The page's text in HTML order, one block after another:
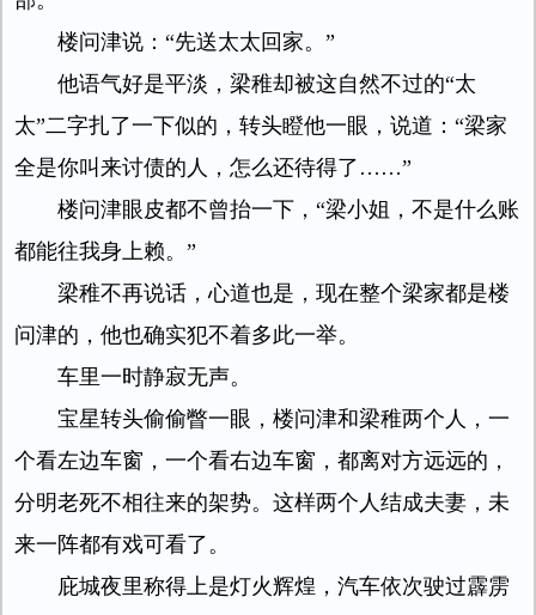
楼问津说：“先送太太回家。”
他语气好是平淡，梁稚却被这自然不过的“太
太”二字扎了一下似的，转头瞪他一眼，说道：“梁家
全是你叫来讨债的人，怎么还待得了……”
楼问津眼皮都不曾抬一下，“梁小姐，不是什么账
都能往我身上赖。”
梁稚不再说话，心道也是，现在整个梁家都是楼
问津的，他也确实犯不着多此一举。
车里一时静寂无声。
宝星转头偷偷瞥一眼，楼问津和梁稚两个人，一
个看左边车窗，一个看右边车窗，都离对方远远的，
分明老死不相往来的架势。这样两个人结成夫妻，未
来一阵都有戏可看了。
庇城夜里称得上是灯火辉煌，汽车依次驶过霹雳